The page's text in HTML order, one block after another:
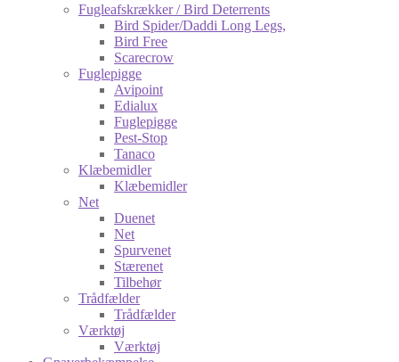
Fugleafskrækker / Bird Deterrents
Bird Spider/Daddi Long Legs,
Bird Free
Scarecrow
Fuglepigge
Avipoint
Edialux
Fuglepigge
Pest-Stop
Tanaco
Klæbemidler
Klæbemidler
Net
Duenet
Net
Spurvenet
Stærenet
Tilbehør
Trådfælder
Trådfælder
Værktøj
Værktøj